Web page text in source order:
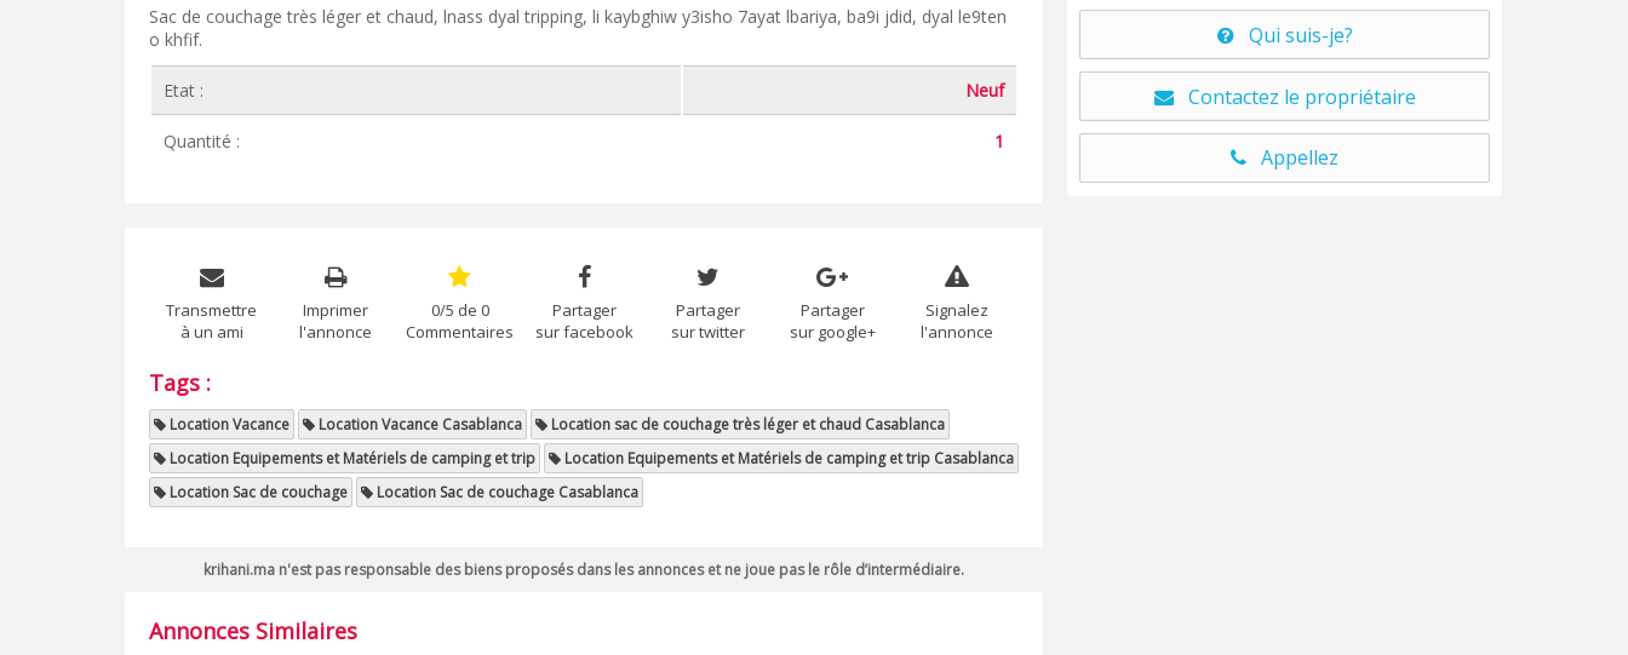
Sac de couchage très léger et chaud, lnass dyal tripping, li kaybghiw y3isho 7ayat lbariya, ba9i jdid, dyal le9ten
o khfif.
Etat : Neuf
Quantité : 1
Transmettre
à un ami
Imprimer
l'annonce
0/5 de 0
Commentaires
Partager
sur facebook
Partager
sur twitter
Partager
sur google+
Signalez
l'annonce
Tags :
Location Vacance Location Vacance Casablanca
Location sac de couchage très léger et chaud Casablanca
Location Equipements et Matériels de camping et trip
Location Equipements et Matériels de camping et trip Casablanca
Location Sac de couchage
Location Sac de couchage Casablanca
krihani.ma n'est pas responsable des biens proposés dans les annonces et ne joue pas le rôle d’intermédiaire.
Annonces Similaires
Qui suis-je?
Contactez le propriétaire
Appellez